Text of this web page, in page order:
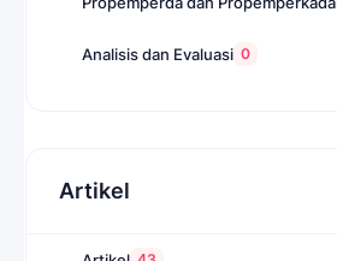
Analisis dan Evaluasi 0
Artikel